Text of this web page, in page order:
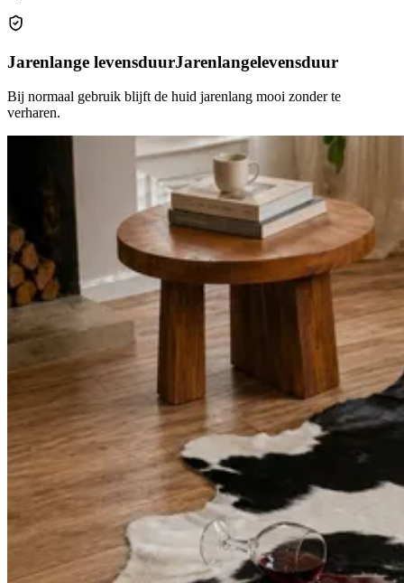
Jarenlange levensduurJarenlangelevensduur
Bij normaal gebruik blijft de huid jarenlang mooi zonder te
verharen.